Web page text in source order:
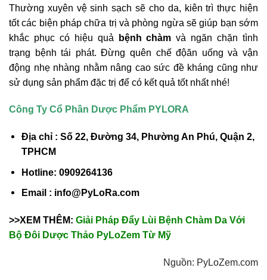
Thường xuyên vệ sinh sạch sẽ cho da, kiên trì thực hiện
tốt các biện pháp chữa trị và phòng ngừa sẽ giúp bạn sớm
khắc phục có hiệu quả
bệnh chàm và ngăn chặn tình
trạng bệnh tái phát. Đừng quên chế độăn uống và vận
động nhẹ nhàng nhằm nâng cao sức đề kháng cũng như
sử dụng sản phẩm đặc trị để có kết quả tốt nhất nhé!
Công Ty Cổ Phần Dược Phẩm PYLORA
Địa chỉ : Số 22, Đường 34, Phường An Phú, Quận 2,
TPHCM
Hotline: 0909264136
Email : info@PyLoRa.com
>>XEM THÊM: Giải Pháp Đẩy Lùi Bệnh Chàm Da Với
Bộ Đôi Dược Thảo PyLoZem Từ Mỹ
Nguồn: PyLoZem.com